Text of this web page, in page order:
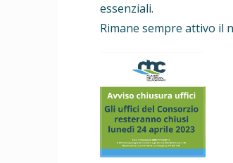
essenziali.
Rimane sempre attivo il